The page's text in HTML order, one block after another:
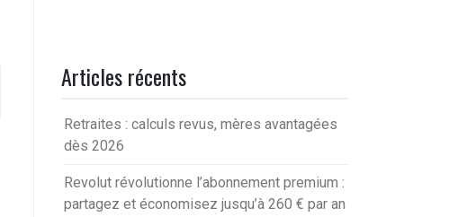
Articles récents
Retraites : calculs revus, mères avantagées
dès 2026
Revolut révolutionne l’abonnement premium :
partagez et économisez jusqu’à 260 € par an